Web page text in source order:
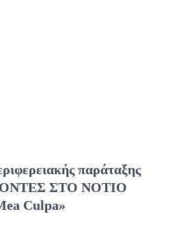
παράταξης
ΣΤΟ ΝΟΤΙΟ
Culpa»